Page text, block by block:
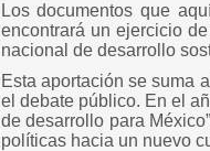
Los documentos que
encontrará un ejercicio
nacional de desarrollo
Esta aportación se suma
el debate público. En el
de desarrollo para
políticas hacia un nuevo